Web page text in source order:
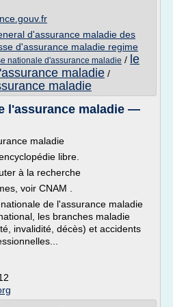
d'assurance maladie des
d'assurance maladie regime
nationale d'assurance maladie / le
maladie /
maladie
l'assurance maladie —
maladie
libre.
à la recherche
voir CNAM .
de l'assurance maladie
les branches maladie
invalidité, décès) et accidents